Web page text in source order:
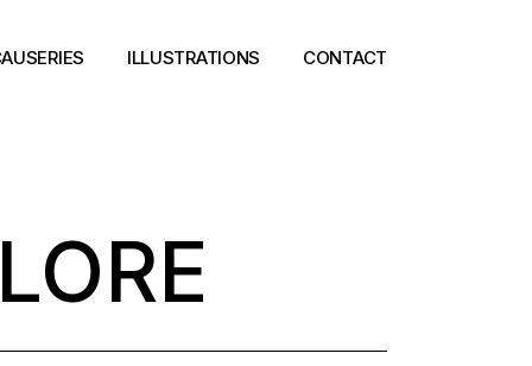
ILLUSTRATIONS CONTACT